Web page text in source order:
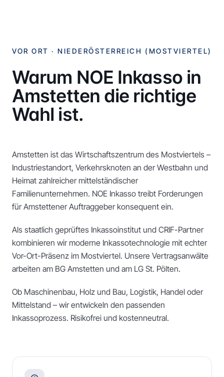
VOR ORT ·NIEDERÖSTERREICH (MOSTVIERTEL)
Warum NOE Inkasso in
Amstetten die richtige
Wahl ist.
Amstetten ist das Wirtschaftszentrum des Mostviertels –
Industriestandort, Verkehrsknoten an der Westbahn und
Heimat zahlreicher mittelständischer
Familienunternehmen. NOE Inkasso treibt Forderungen
für Amstettener Auftraggeber konsequent ein.
Als staatlich geprüftes Inkassoinstitut und CRIF-Partner
kombinieren wir moderne Inkassotechnologie mit echter
Vor-Ort-Präsenz im Mostviertel. Unsere Vertragsanwälte
arbeiten am BG Amstetten und am LG St. Pölten.
Ob Maschinenbau, Holz und Bau, Logistik, Handel oder
Mittelstand – wir entwickeln den passenden
Inkassoprozess. Risikofrei und kostenneutral.